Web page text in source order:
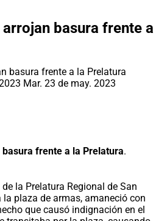
basura frente a
Mar. 23 de may. 2023
frente a la Prelatura.
la Prelatura Regional de San
plaza de armas, amaneció con
que causó indignación en el